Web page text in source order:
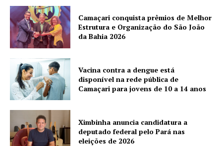
Camaçari conquista prêmios de Melhor
Estrutura e Organização do São João
da Bahia 2026
Vacina contra a dengue está
disponível na rede pública de
Camaçari para jovens de 10 a 14 anos
Ximbinha anuncia candidatura a
deputado federal pelo Pará nas
eleições de 2026